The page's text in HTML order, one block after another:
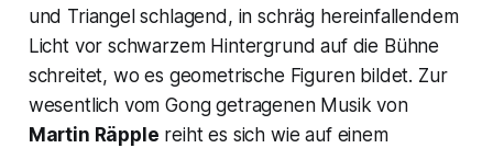
und Triangel schlagend, in schräg hereinfallendem
Licht vor schwarzem Hintergrund auf die Bühne
schreitet, wo es geometrische Figuren bildet. Zur
wesentlich vom Gong getragenen Musik von
Martin Räpple reiht es sich wie auf einem